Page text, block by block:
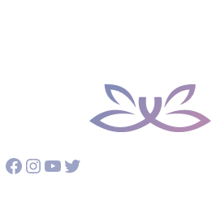
Facebook
Instagram
YouTube
Twitter